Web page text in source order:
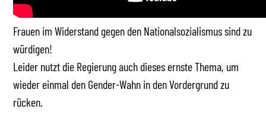
Frauen im Widerstand gegen den Nationalsozialismus sind zu
würdigen!
Leider nutzt die Regierung auch dieses ernste Thema, um
wieder einmal den Gender-Wahn in den Vordergrund zu
rücken.